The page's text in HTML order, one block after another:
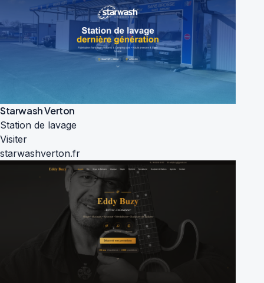
Starwash Verton
Station de lavage
Visiter
starwashverton.fr